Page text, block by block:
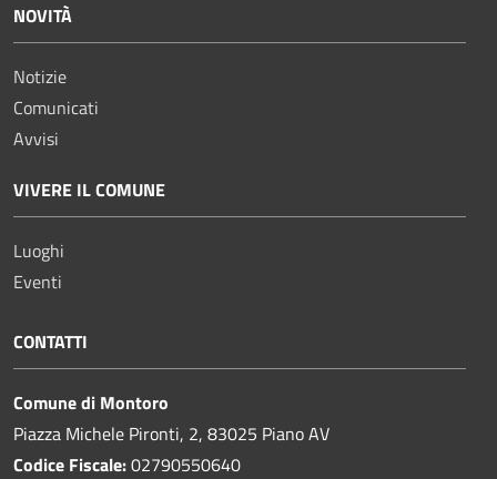
NOVITÀ
Notizie
Comunicati
Avvisi
VIVERE IL COMUNE
Luoghi
Eventi
CONTATTI
Comune di Montoro
Piazza Michele Pironti, 2, 83025 Piano AV
Codice Fiscale:02790550640